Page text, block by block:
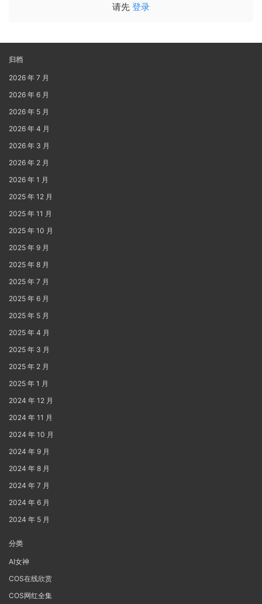
请先 登录
归档
2026 年 7 月
2026 年 6 月
2026 年 5 月
2026 年 4 月
2026 年 3 月
2026 年 2 月
2026 年 1 月
2025 年 12 月
2025 年 11 月
2025 年 10 月
2025 年 9 月
2025 年 8 月
2025 年 7 月
2025 年 6 月
2025 年 5 月
2025 年 4 月
2025 年 3 月
2025 年 2 月
2025 年 1 月
2024 年 12 月
2024 年 11 月
2024 年 10 月
2024 年 9 月
2024 年 8 月
2024 年 7 月
2024 年 6 月
2024 年 5 月
分类
AI女神
COS在线欣赏
COS网红全集